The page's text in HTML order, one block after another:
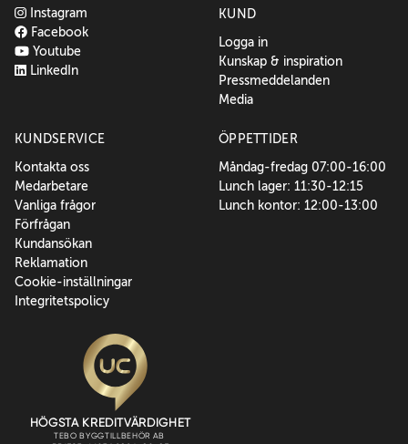
Instagram
Facebook
Youtube
LinkedIn
KUND
Logga in
Kunskap & inspiration
Pressmeddelanden
Media
KUNDSERVICE
Kontakta oss
Medarbetare
Vanliga frågor
Förfrågan
Kundansökan
Reklamation
Cookie-inställningar
Integritetspolicy
ÖPPETTIDER
Måndag-fredag 07:00-16:00
Lunch lager: 11:30-12:15
Lunch kontor: 12:00-13:00